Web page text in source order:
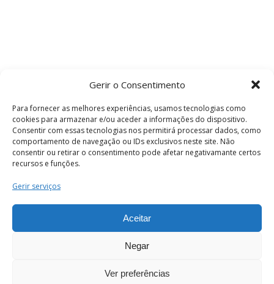
Gerir o Consentimento
Para fornecer as melhores experiências, usamos tecnologias como
cookies para armazenar e/ou aceder a informações do dispositivo.
Consentir com essas tecnologias nos permitirá processar dados, como
comportamento de navegação ou IDs exclusivos neste site. Não
consentir ou retirar o consentimento pode afetar negativamante certos
recursos e funções.
Gerir serviços
Aceitar
Negar
Ver preferências
Termos e Condições
os direitos reservados.